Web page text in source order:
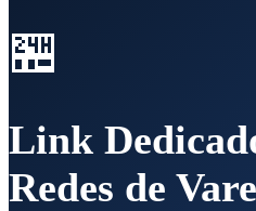
🏪
Link
Redes de